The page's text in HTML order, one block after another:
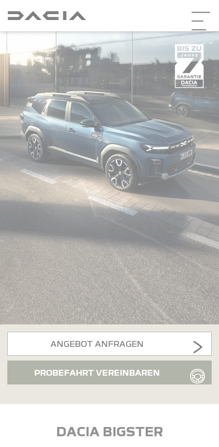
ANGEBOT ANFRAGEN
PROBEFAHRT VEREINBAREN
DACIA BIGSTER